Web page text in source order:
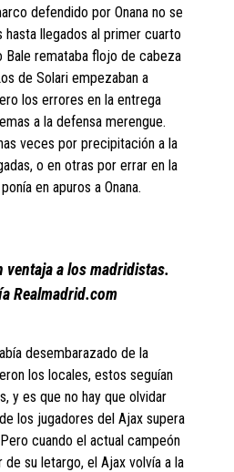
defendido por Onana no se
hasta llegados al primer cuarto
Bale remataba flojo de cabeza
de Solari empezaban a
los errores en la entrega
a la defensa merengue.
veces por precipitación a la
o en otras por errar en la
en apuros a Onana.
ventaja a los madridistas.
Realmadrid.com
desembarazado de la
los locales, estos seguían
y es que no hay que olvidar
los jugadores del Ajax supera
cuando el actual campeón
de su letargo, el Ajax volvía a la